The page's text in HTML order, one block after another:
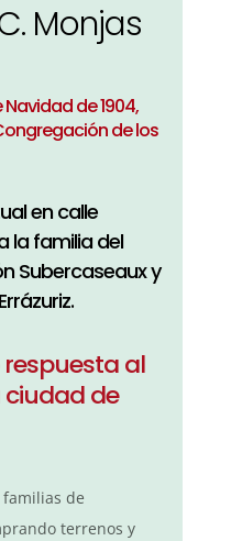
Monjas
de 1904,
de los
en calle
la familia del
Subercaseaux y
al
de
de
terrenos y